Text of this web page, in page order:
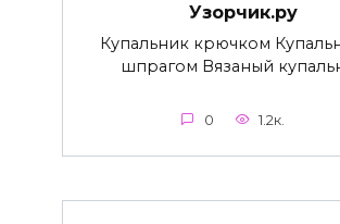
Узорчик.ру
Купальник крючком
шпрагом Вязаный
0 1.2к.